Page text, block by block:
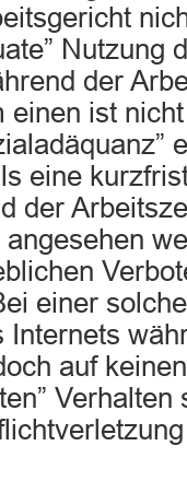
Nutzung
der
einen ist
eine
der
einer
Internets
auf